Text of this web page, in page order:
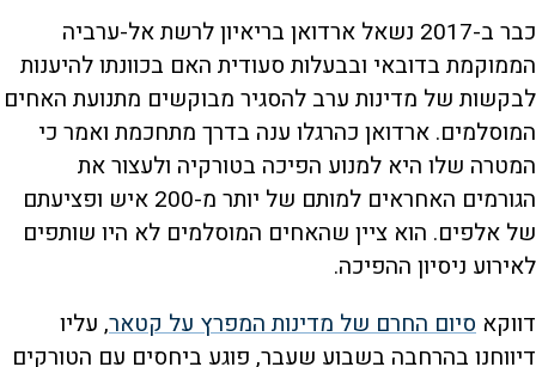
כבר ב-2017 נשאל ארדואן בריאיון לרשת אל-ערביה
הממוקמת בדובאי ובבעלות סעודית האם בכוונתו להיענות
לבקשות של מדינות ערב להסגיר מבוקשים מתנועת האחים
המוסלמים. ארדואן כהרגלו ענה בדרך מתחכמת ואמר כי
המטרה שלו היא למנוע הפיכה בטורקיה ולעצור את
הגורמים האחראים למותם של יותר מ-200 איש ופציעתם
של אלפים. הוא ציין שהאחים המוסלמים לא היו שותפים
לאירוע ניסיון ההפיכה.
דווקא סיום החרם של מדינות המפרץ על קטאר, עליו
דיווחנו בהרחבה בשבוע שעבר, פוגע ביחסים עם הטורקים